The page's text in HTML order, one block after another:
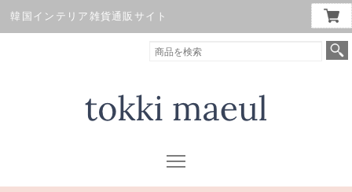
韓国インテリア雑貨通販サイト